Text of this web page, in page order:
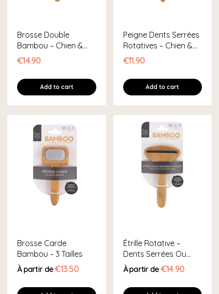
Brosse Double
Bambou – Chien &
Chat
€14.90
Add to cart
Peigne Dents Serrées
Rotatives – Chien &
Chat
€11.90
Add to cart
Brosse Carde
Bambou – 3 Tailles
À partir de€13.50
Étrille Rotative –
Dents Serrées Ou
Larges
À partir de €14.90